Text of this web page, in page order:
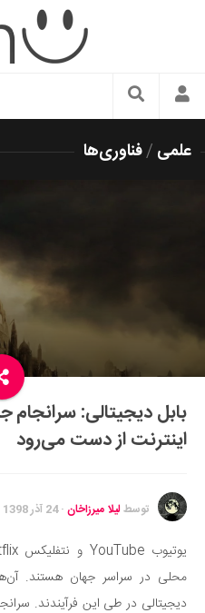
سبک زندگی
دکوراسیون و چیدمان
رستوران گردی
سفر و گردشگری
ایران گردی
جهان گردی
موفقیت و مهارت‌های فردی
تغذیه سالم
بهداشت
علمی /فناوری‌ها
بابل دیجیتالی: سرانجام
اینترنت از دست می‌رود
توسطلیلا میرزاخان ·24 آذر 1398
محلی در سراسر جهان هستند.
دیجیتالی در طی این فرآیندند.